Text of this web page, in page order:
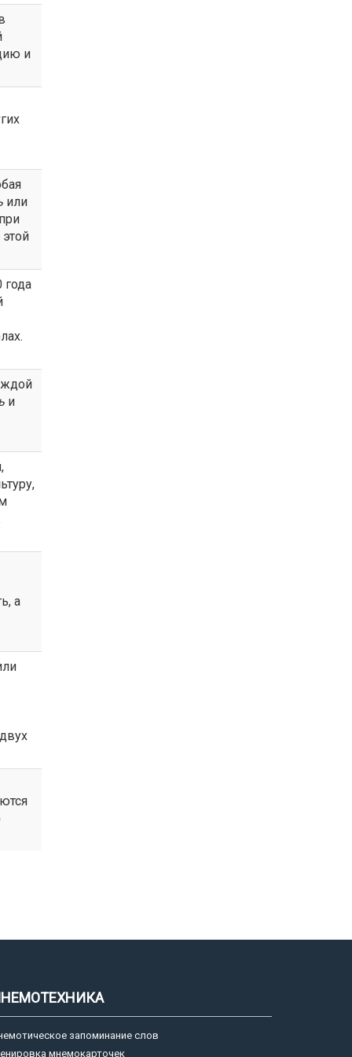
и
или
года
и
а
запоминание слов
мнемокарточек